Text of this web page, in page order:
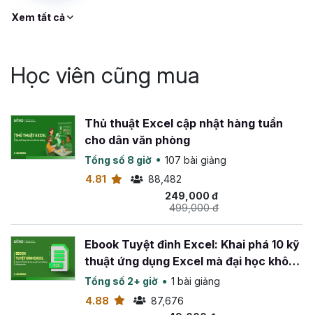
Xem tất cả
Học viên cũng mua
Thủ thuật Excel cập nhật hàng tuần
cho dân văn phòng
Tổng số 8 giờ
107 bài giảng
4.81
88,482
249,000 đ
499,000 đ
Ebook Tuyệt đỉnh Excel: Khai phá 10 kỹ
thuật ứng dụng Excel mà đại học không
dạy bạn
Tổng số 2+ giờ
1 bài giảng
4.88
87,676